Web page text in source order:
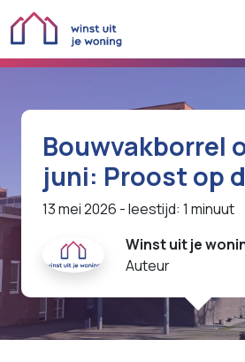
Bouwvakborrel
juni: Proost op
13 mei 2026 - leestijd: 1 minuut
Winst uit je
Auteur